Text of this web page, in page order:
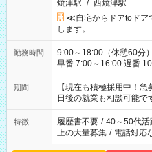
焼津駅 / 西焼津駅
≪自宅からドアtoドア
します。
勤務時間
9:00～18:00（休憩60分） ■ご希望があれば下記シフトもOK！
早番 7:00～16:00 遅番 10:00～19:00 「家
い」 「余裕を持って夕
たくない」 など、ご希望を教
の方へ 今ご覧のお仕事
の勤務時間。 合計で週
期間
【現在も積極採用中！
日後の就業も相談可能で
特徴 履歴書不要 / 40～50代活
上の大量募集 / 電話対応